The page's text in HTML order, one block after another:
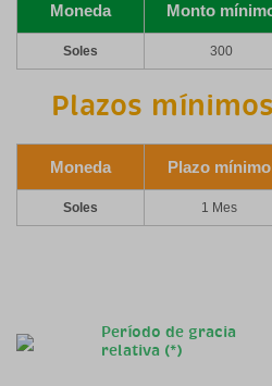
Moneda Monto
Soles 300
Plazos
Moneda Plazo mínimo
Soles 1 Mes
Período de gracia
relativa (*)